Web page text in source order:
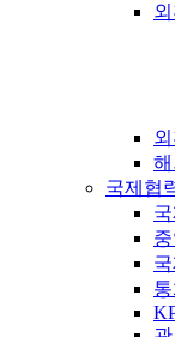
국제협